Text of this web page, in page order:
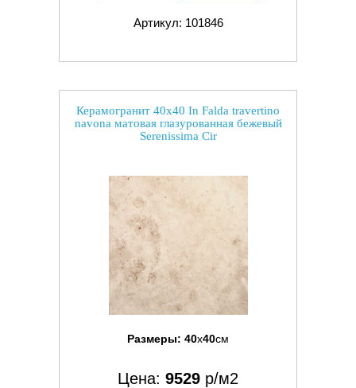
Артикул: 101846
Керамогранит 40x40 In Falda travertino
navona матовая глазурованная бежевый
Serenissima Cir
Размеры: 40x40см
Цена: 9529 р/м2